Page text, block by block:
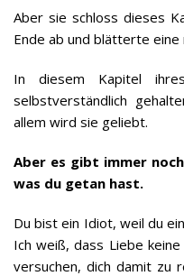
Aber sie schloss dieses
Ende ab und blätterte eine
In diesem Kapitel
selbstverständlich
allem wird sie geliebt.
Aber es gibt immer
was du getan hast.
Du bist ein Idiot, weil du
Ich weiß, dass Liebe
versuchen, dich damit zu